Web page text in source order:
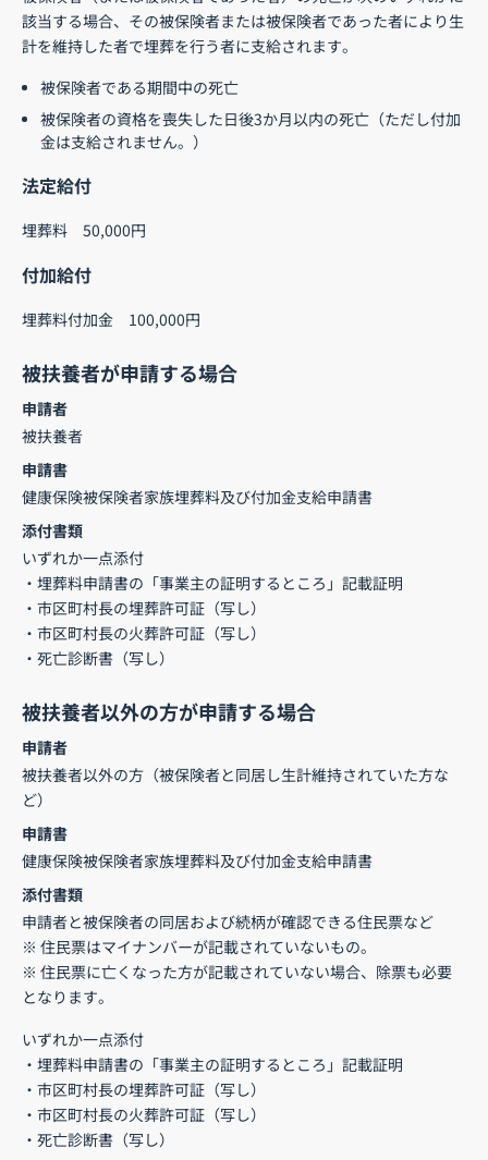
該当する場合、その被保険者または被保険者であった者により生
計を維持した者で埋葬を行う者に支給されます。
被保険者である期間中の死亡
被保険者の資格を喪失した日後3か月以内の死亡（ただし付加
金は支給されません。）
法定給付
埋葬料 50,000円
付加給付
埋葬料付加金 100,000円
被扶養者が申請する場合
申請者
被扶養者
申請書
健康保険被保険者家族埋葬料及び付加金支給申請書
添付書類
いずれか一点添付
・埋葬料申請書の「事業主の証明するところ」記載証明
・市区町村長の埋葬許可証（写し）
・市区町村長の火葬許可証（写し）
・死亡診断書（写し）
被扶養者以外の方が申請する場合
申請者
被扶養者以外の方（被保険者と同居し生計維持されていた方な
ど）
申請書
健康保険被保険者家族埋葬料及び付加金支給申請書
添付書類
申請者と被保険者の同居および続柄が確認できる住民票など
※ 住民票はマイナンバーが記載されていないもの。
※ 住民票に亡くなった方が記載されていない場合、除票も必要
となります。
いずれか一点添付
・埋葬料申請書の「事業主の証明するところ」記載証明
・市区町村長の埋葬許可証（写し）
・市区町村長の火葬許可証（写し）
・死亡診断書（写し）